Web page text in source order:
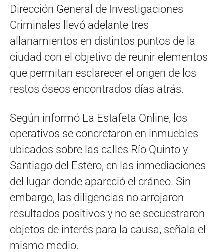
Dirección General de Investigaciones
Criminales llevó adelante tres
allanamientos en distintos puntos de la
ciudad con el objetivo de reunir elementos
que permitan esclarecer el origen de los
restos óseos encontrados días atrás.
Según informó La Estafeta Online, los
operativos se concretaron en inmuebles
ubicados sobre las calles Río Quinto y
Santiago del Estero, en las inmediaciones
del lugar donde apareció el cráneo. Sin
embargo, las diligencias no arrojaron
resultados positivos y no se secuestraron
objetos de interés para la causa, señala el
mismo medio.